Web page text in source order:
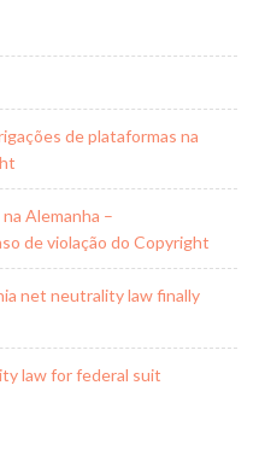
de plataformas na
Alemanha –
de violação do Copyright
net neutrality law finally
law for federal suit